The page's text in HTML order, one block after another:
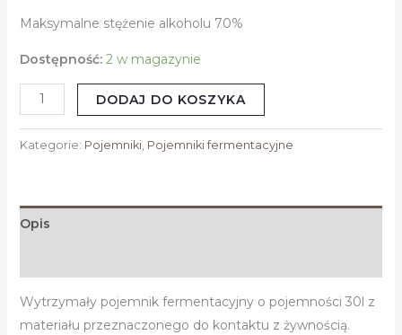
Maksymalne stężenie alkoholu 70%
Dostępność: 2 w magazynie
DODAJ DO KOSZYKA
Kategorie: Pojemniki, Pojemniki fermentacyjne
Opis
Wytrzymały pojemnik fermentacyjny o pojemności 30l z
materiału przeznaczonego do kontaktu z żywnością.